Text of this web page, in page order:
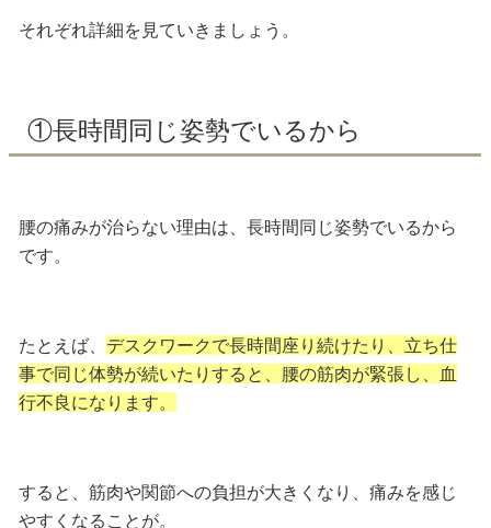
それぞれ詳細を見ていきましょう。
①長時間同じ姿勢でいるから
腰の痛みが治らない理由は、長時間同じ姿勢でいるから
です。
たとえば、 デスクワークで長時間座り続けたり、立ち仕
事で同じ体勢が続いたりすると、腰の筋肉が緊張し、血
行不良になります。
すると、筋肉や関節への負担が大きくなり、痛みを感じ
やすくなることが。